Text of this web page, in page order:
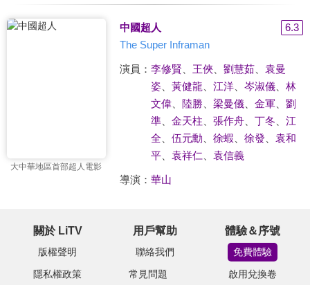
大中華地區首部超人電影
中國超人
6.3
The Super Inframan
演員： 李修賢 王俠、 劉慧茹、 袁曼
姿、 黃健龍 江洋、 岑淑儀、 林
文偉、 陸勝 梁曼儀、 金軍、 劉
準、 金天柱 張作舟、 丁冬
江
全
伍元勳 徐蝦 徐發
袁和
平、 袁祥仁 袁信義
導演： 華山
關於 LiTV
版權聲明
隱私權政策
用戶幫助
聯絡我們
常見問題
體驗＆序號
免費體驗
啟用兌換卷